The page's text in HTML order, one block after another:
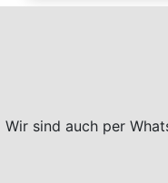
Wir sind auch per